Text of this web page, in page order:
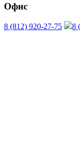
Офис
8 (812) 920-27-75 8